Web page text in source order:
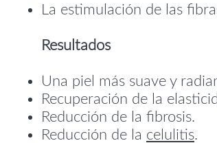
La estimulación de las
Resultados
Una piel más suave y
Recuperación de la
Reducción de la fibrosis.
Reducción de la celulitis.